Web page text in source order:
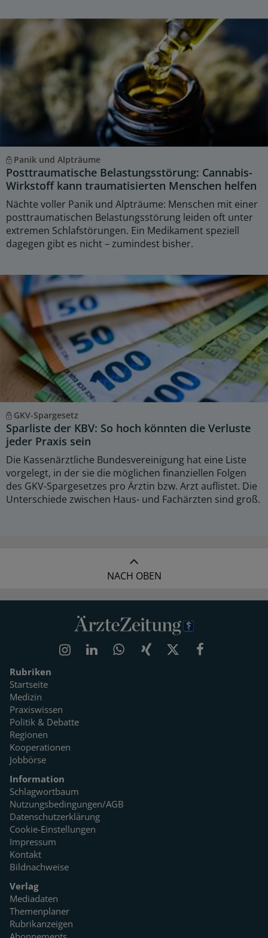
Panik und Alpträume
Posttraumatische Belastungsstörung: Cannabis-
Wirkstoff kann traumatisierten Menschen helfen
Nächte voller Panik und Alpträume: Menschen mit einer
posttraumatischen Belastungsstörung leiden oft unter
extremen Schlafstörungen. Ein Medikament speziell
dagegen gibt es nicht – zumindest bisher.
GKV-Spargesetz
Sparliste der KBV: So hoch könnten die Verluste
jeder Praxis sein
Die Kassenärztliche Bundesvereinigung hat eine Liste
vorgelegt, in der sie die möglichen finanziellen Folgen
des GKV-Spargesetzes pro Ärztin bzw. Arzt auflistet. Die
Unterschiede zwischen Haus- und Fachärzten sind groß.
NACH OBEN
Rubriken
Startseite
Medizin
Praxiswissen
Politik & Debatte
Regionen
Kooperationen
Jobbörse
Information
Schlagwortbaum
Nutzungsbedingungen/AGB
Datenschutzerklärung
Cookie-Einstellungen
Impressum
Kontakt
Bildnachweise
Verlag
Mediadaten
Themenplaner
Rubrikanzeigen